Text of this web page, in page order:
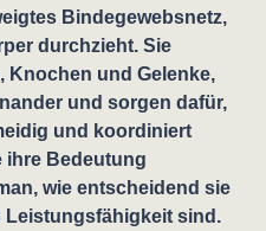
Bindegewebsnetz,
durchzieht. Sie
Knochen und Gelenke,
und sorgen dafür,
und koordiniert
ihre Bedeutung
wie entscheidend sie
Leistungsfähigkeit sind.